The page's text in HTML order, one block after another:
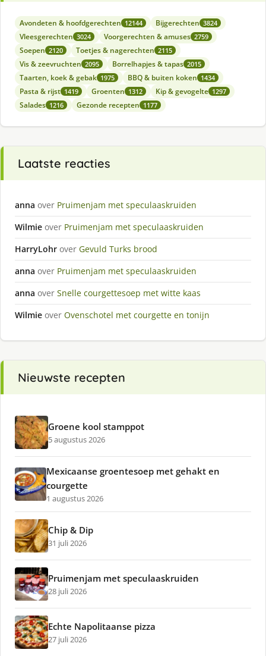
Avondeten & hoofdgerechten 12144 Bijgerechten 3824
Vleesgerechten 3024 Voorgerechten & amuses 2759
Soepen 2120 Toetjes & nagerechten 2115
Vis & zeevruchten 2095 Borrelhapjes & tapas 2015
Taarten, koek & gebak 1975 BBQ & buiten koken 1434
Pasta & rijst 1419 Groenten 1312 Kip & gevogelte 1297
Salades 1216 Gezonde recepten 1177
Laatste reacties
anna over Pruimenjam met speculaaskruiden
Wilmie over Pruimenjam met speculaaskruiden
HarryLohr over Gevuld Turks brood
anna over Pruimenjam met speculaaskruiden
anna over Snelle courgettesoep met witte kaas
Wilmie over Ovenschotel met courgette en tonijn
Nieuwste recepten
Groene kool stamppot
5 augustus 2026
Mexicaanse groentesoep met gehakt en
courgette
1 augustus 2026
Chip & Dip
31 juli 2026
Pruimenjam met speculaaskruiden
28 juli 2026
Echte Napolitaanse pizza
27 juli 2026